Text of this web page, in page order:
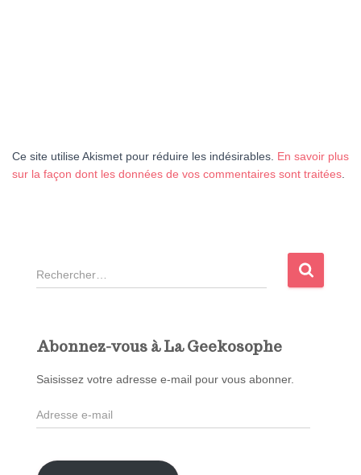
Ce site utilise Akismet pour réduire les indésirables. En savoir plus
sur la façon dont les données de vos commentaires sont traitées
R
e
c
e
r
Abonnez-vous à La Geekosophe
Saisissez votre adresse e-mail pour vous abonner.
A
d